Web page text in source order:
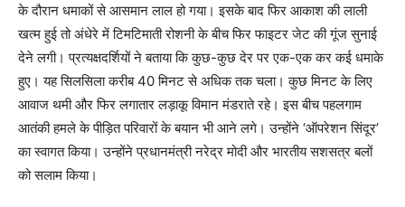
के दौरान धमाकों से आसमान लाल हो गया। इसके बाद फिर आकाश की लाली
खत्म हुई तो अंधेरे में टिमटिमाती रोशनी के बीच फिर फाइटर जेट की गूंज सुनाई
देने लगी। प्रत्यक्षदर्शियों ने बताया कि कुछ-कुछ देर पर एक-एक कर कई धमाके
हुए। यह सिलसिला करीब 40 मिनट से अधिक तक चला। कुछ मिनट के लिए
आवाज थमी और फिर लगातार लड़ाकू विमान मंडराते रहे। इस बीच पहलगाम
आतंकी हमले के पीड़ित परिवारों के बयान भी आने लगे। उन्होंने ‘ऑपरेशन सिंदूर’
का स्वागत किया। उन्होंने प्रधानमंत्री नरेद्र मोदी और भारतीय सशसत्र बलों
को सलाम किया।